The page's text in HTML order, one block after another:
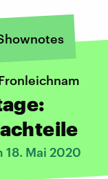
18. Mai 2020